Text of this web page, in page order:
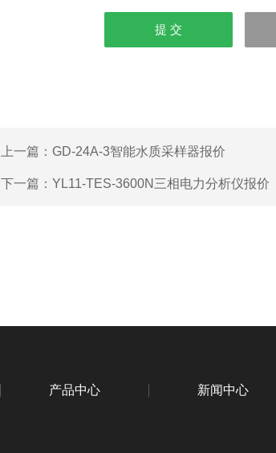
上一篇： GD-24A-3智能水质采样器报价
下一篇： YL11-TES-3600N三相电力分析仪报价
产品中心 新闻中心